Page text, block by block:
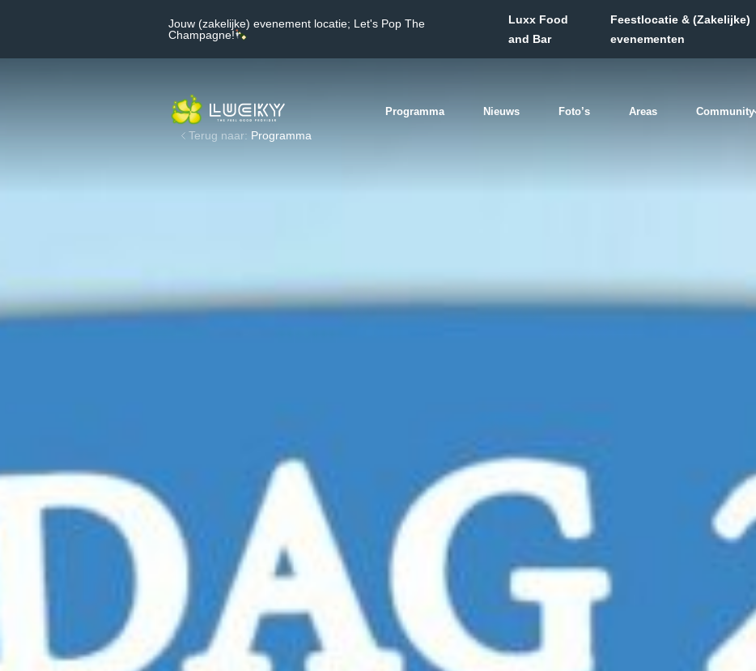
Jouw (zakelijke) evenement locatie; Let's Pop The
Champagne!
Luxx Food
and Bar
Feestlocatie & (Zakelijke)
evenementen
Programma Nieuws Foto’s Areas Community
Terug naar: Programma